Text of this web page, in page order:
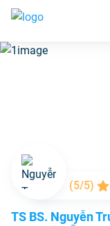
(5/5)
TS BS. Nguyễn